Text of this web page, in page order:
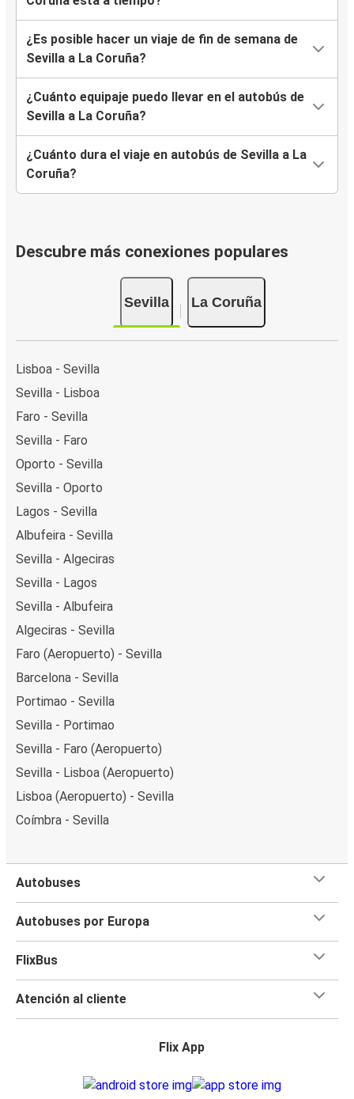
¿Es posible hacer un viaje de fin de semana de
Sevilla a La Coruña?
¿Cuánto equipaje puedo llevar en el autobús de
Sevilla a La Coruña?
¿Cuánto dura el viaje en autobús de Sevilla a La
Coruña?
Descubre más conexiones populares
Sevilla La Coruña
Lisboa - Sevilla
Sevilla - Lisboa
Faro - Sevilla
Sevilla - Faro
Oporto - Sevilla
Sevilla - Oporto
Lagos - Sevilla
Albufeira - Sevilla
Sevilla - Algeciras
Sevilla - Lagos
Sevilla - Albufeira
Algeciras - Sevilla
Faro (Aeropuerto) - Sevilla
Barcelona - Sevilla
Portimao - Sevilla
Sevilla - Portimao
Sevilla - Faro (Aeropuerto)
Sevilla - Lisboa (Aeropuerto)
Lisboa (Aeropuerto) - Sevilla
Coímbra - Sevilla
Autobuses
Autobuses por Europa
FlixBus
Atención al cliente
Flix App